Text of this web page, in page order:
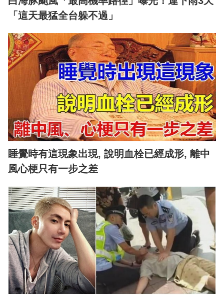
「這天最猛全台躲不過」
睡覺時有這現象出現, 說明血栓已經成形, 離中
風心梗只有一步之差